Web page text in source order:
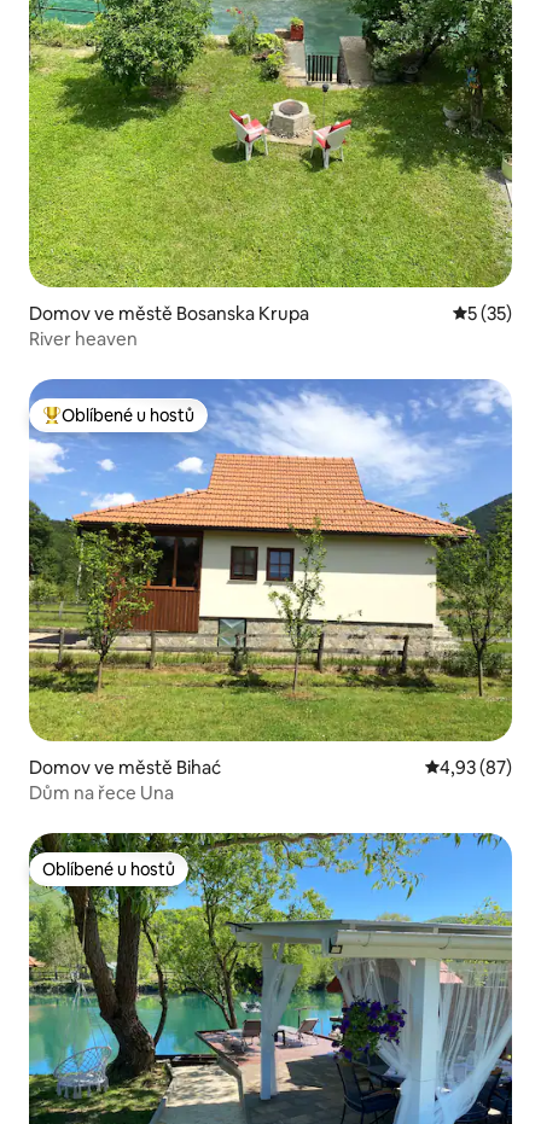
Domov ve městě Bosanska Krupa Průměrné
5 (35)
River heaven
Nejlepší v kategorii Oblíbené u hostů
Oblíbené u hostů
Domov ve městě Bihać Průměrné
4,93 (87)
Dům na řece Una
Oblíbené u hostů
Oblíbené u hostů